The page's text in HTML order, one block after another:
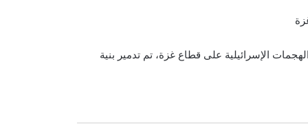
الإسرائيلية على قطاع غزة، تم تدمير بنية